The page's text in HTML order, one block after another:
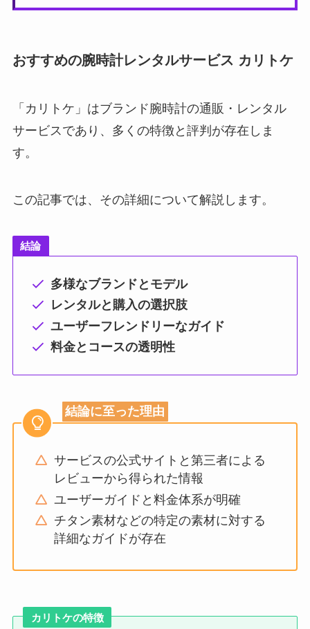
おすすめの腕時計レンタルサービス カリトケ
「カリトケ」はブランド腕時計の通販・レンタル
サービスであり、多くの特徴と評判が存在しま
す。
この記事では、その詳細について解説します。
結論
多様なブランドとモデル
レンタルと購入の選択肢
ユーザーフレンドリーなガイド
料金とコースの透明性
結論に至った理由
サービスの公式サイトと第三者による
レビューから得られた情報
ユーザーガイドと料金体系が明確
チタン素材などの特定の素材に対する
詳細なガイドが存在
カリトケの特徴